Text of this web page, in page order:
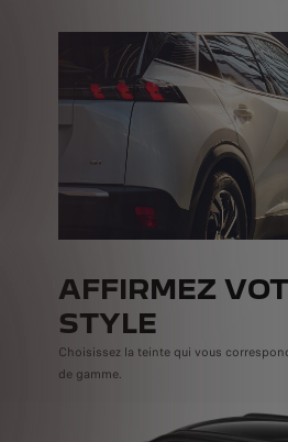
AFFIRMEZ
STYLE
Choisissez la teinte qui vous
de gamme.